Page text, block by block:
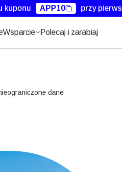
kuponu APP10 przy
Wsparcie Polecaj i zarabiaj
dane